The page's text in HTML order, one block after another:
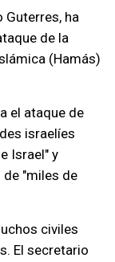
Guterres, ha
de la
(Hamás)
el ataque de
israelíes
Israel" y
"miles de
civiles
El secretario